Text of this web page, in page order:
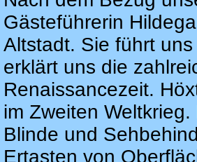
Gästeführerin
Altstadt. Sie führt
erklärt uns die
Renaissancezeit.
im Zweiten
Blinde und
Ertasten von